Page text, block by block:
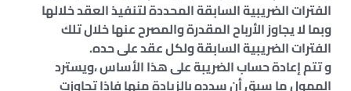
الفترات الضريبية السابقة المحددة لتنفيذ العقد خلالها
وبما لا يجاوز الأرباح المقدرة والمصرح عنها خلال تلك
الفترات الضريبية السابقة ولكل عقد على حده.
و تتم إعادة حساب الضريبة على هذا الأساس ،ويسترد
الممول ما سبق أن سدده بالزيادة منها فإذا تجاوزت